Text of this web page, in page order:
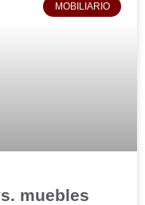
MOBILIARIO
muebles